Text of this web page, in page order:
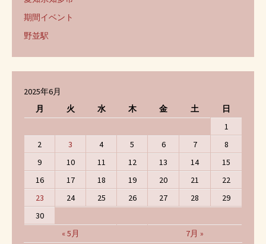
期間イベント
野並駅
2025年6月
月
火 水 木 金 土 日
« 5月 7月 »
1
2
3 4 5 6 7
8
9
10 11 12 13 14
15
16
17 18 19 20 21
22
23
24 25 26 27 28
29
30